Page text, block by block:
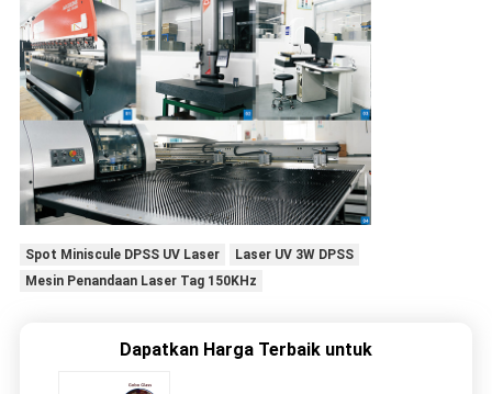
Spot Miniscule DPSS UV Laser
Laser UV 3W DPSS
Mesin Penandaan Laser Tag 150KHz
Dapatkan Harga Terbaik untuk